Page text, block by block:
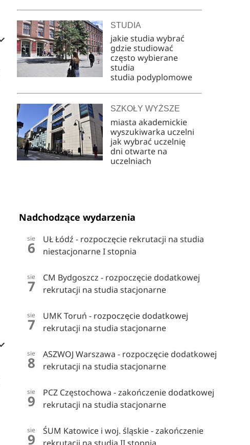
STUDIA
jakie studia wybrać
gdzie studiować
często wybierane
studia
studia podyplomowe
SZKOŁY WYŻSZE
miasta akademickie
wyszukiwarka uczelni
jak wybrać uczelnię
dni otwarte na
uczelniach
Nadchodzące wydarzenia
sie
6
UŁ Łódź - rozpoczęcie rekrutacji na studia
niestacjonarne I stopnia
sie
7
CM Bydgoszcz - rozpoczęcie dodatkowej
rekrutacji na studia stacjonarne
sie
7
UMK Toruń - rozpoczęcie dodatkowej
rekrutacji na studia stacjonarne
sie
8
ASZWOJ Warszawa - rozpoczęcie dodatkowej
rekrutacji na studia stacjonarne
sie
9
PCZ Częstochowa - zakończenie dodatkowej
rekrutacji na studia stacjonarne
sie
9
ŚUM Katowice i woj. śląskie - zakończenie